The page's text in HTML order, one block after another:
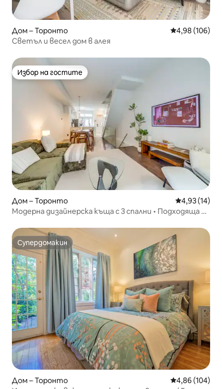
Дом – Торонто Средна
4,98 (106)
Светъл и весел дом в алея
Избор на гостите
Избор на гостите
Дом – Торонто Средна
4,93 (14)
Модерна дизайнерска къща с 3 спални • Подходяща за
Супердомакин
Супердомакин
Дом – Торонто Средна
4,86 (104)